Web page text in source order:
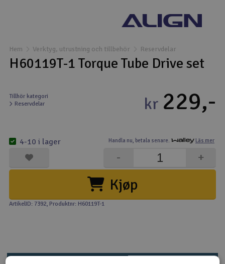
Drönare
Drönare för FPV
Flygplan
Kamerautrustning
Modellbygg- och byggsatser
Modelljärnväg
Hem Verktyg, utrustning och tillbehör Reservdelar
H60119T-1 Torque Tube Drive set
Tillhör kategori
Reservdelar
Handla nu, betala senare. Läs mer
kr 229,-
Kjøp
+
-
4-10 i lager
ArtikelID: 7392, Produktnr: H60119T-1